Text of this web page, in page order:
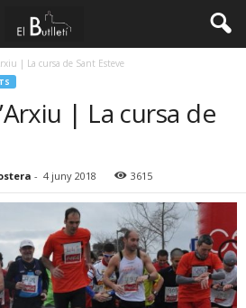
| La cursa de Sant Esteve
| La cursa de
- 4 juny 2018 3615